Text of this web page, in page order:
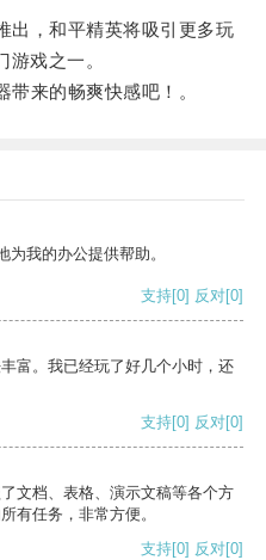
，和平精英将吸引更多玩
戏之一。
来的畅爽快感吧！。
我的办公提供帮助。
支持[0] 反对[0]
富。我已经玩了好几个小时，还
支持[0] 反对[0]
文档、表格、演示文稿等各个方
有任务，非常方便。
支持[0] 反对[0]